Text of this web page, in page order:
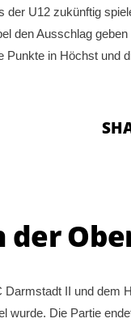
der U12 zukünftig
den Ausschlag
Punkte in Höchst und
der
II und dem
wurde. Die Partie